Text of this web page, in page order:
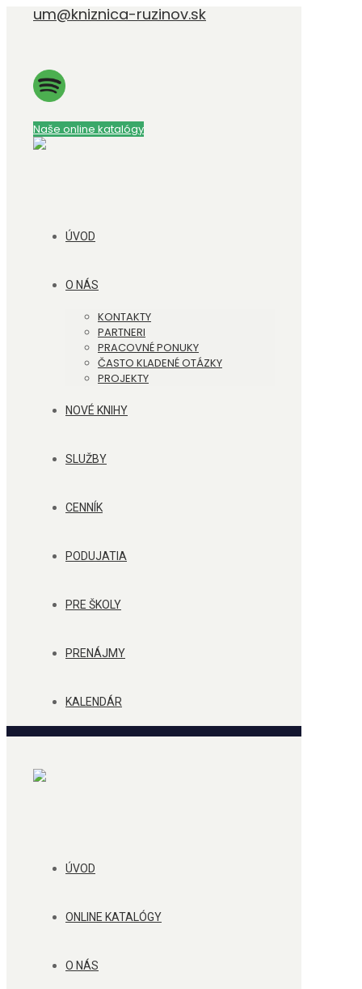
um@kniznica-ruzinov.sk
Naše online katalógy
ÚVOD
O NÁS
KONTAKTY
PARTNERI
PRACOVNÉ PONUKY
ČASTO KLADENÉ OTÁZKY
PROJEKTY
NOVÉ KNIHY
SLUŽBY
CENNÍK
PODUJATIA
PRE ŠKOLY
PRENÁJMY
KALENDÁR
ÚVOD
ONLINE KATALÓGY
O NÁS